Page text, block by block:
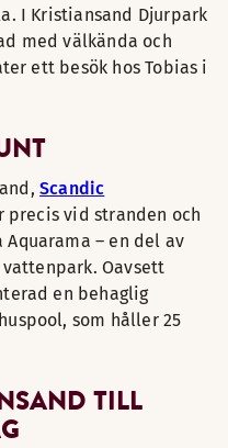
I Kristiansand Djurpark
med välkända och
ett besök hos Tobias i
Scandic
precis vid stranden och
– en del av
Oavsett
en behaglig
som håller 25
TILL